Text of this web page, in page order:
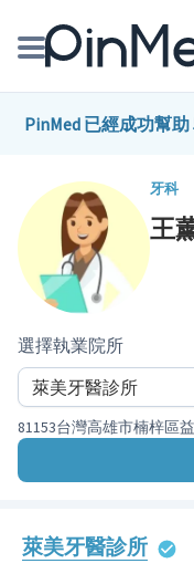
線上預約醫師、院所
醫師專欄專訪
健康主題館
PinMed 已經成功幫
牙科
王
選擇執業院所
81153台灣高雄市楠梓區
萊美牙醫診所